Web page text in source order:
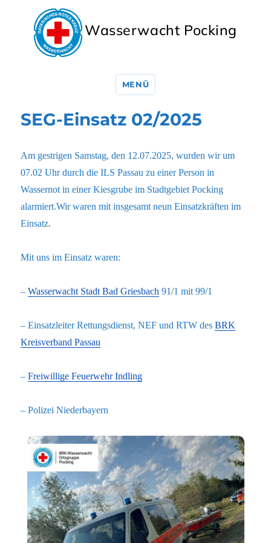
Wasserwacht Pocking
MENÜ
SEG-Einsatz 02/2025
Am gestrigen Samstag, den 12.07.2025, wurden wir um
07.02 Uhr durch die ILS Passau zu einer Person in
Wassernot in einer Kiesgrube im Stadtgebiet Pocking
alarmiert.Wir waren mit insgesamt neun Einsatzkräften im
Einsatz.
Mit uns im Einsatz waren:
–Wasserwacht Stadt Bad Griesbach 91/1 mit 99/1
– Einsatzleiter Rettungsdienst, NEF und RTW desBRK
Kreisverband Passau
–Freiwillige Feuerwehr Indling
– Polizei Niederbayern